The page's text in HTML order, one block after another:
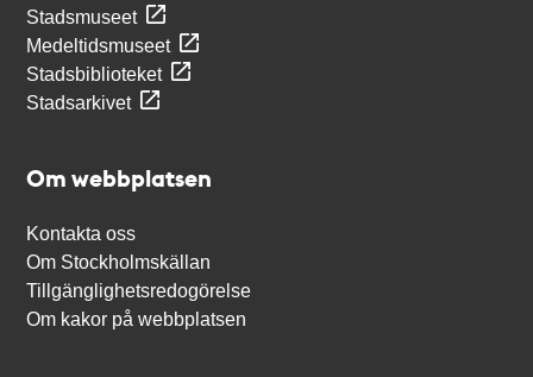
Stadsmuseet
Medeltidsmuseet
Stadsbiblioteket
Stadsarkivet
Om webbplatsen
Kontakta oss
Om Stockholmskällan
Tillgänglighetsredogörelse
Om kakor på webbplatsen